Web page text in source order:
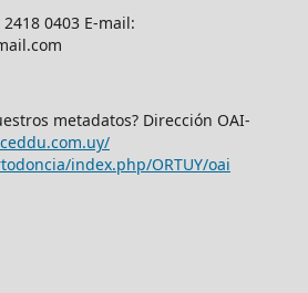
0403 E-mail:
metadatos? Dirección OAI-
com.uy/
index.php/ORTUY/oai